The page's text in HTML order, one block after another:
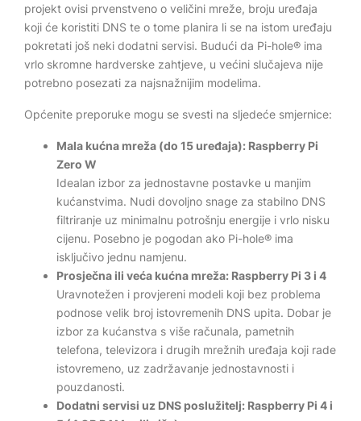
projekt ovisi prvenstveno o veličini mreže, broju uređaja
koji će koristiti DNS te o tome planira li se na istom uređaju
pokretati još neki dodatni servisi. Budući da Pi-hole® ima
vrlo skromne hardverske zahtjeve, u većini slučajeva nije
potrebno posezati za najsnažnijim modelima.
Općenite preporuke mogu se svesti na sljedeće smjernice:
Mala kućna mreža (do 15 uređaja): Raspberry Pi
Zero W
Idealan izbor za jednostavne postavke u manjim
kućanstvima. Nudi dovoljno snage za stabilno DNS
filtriranje uz minimalnu potrošnju energije i vrlo nisku
cijenu. Posebno je pogodan ako Pi-hole® ima
isključivo jednu namjenu.
Prosječna ili veća kućna mreža: Raspberry Pi 3 i 4
Uravnotežen i provjereni modeli koji bez problema
podnose velik broj istovremenih DNS upita. Dobar je
izbor za kućanstva s više računala, pametnih
telefona, televizora i drugih mrežnih uređaja koji rade
istovremeno, uz zadržavanje jednostavnosti i
pouzdanosti.
Dodatni servisi uz DNS poslužitelj: Raspberry Pi 4 i